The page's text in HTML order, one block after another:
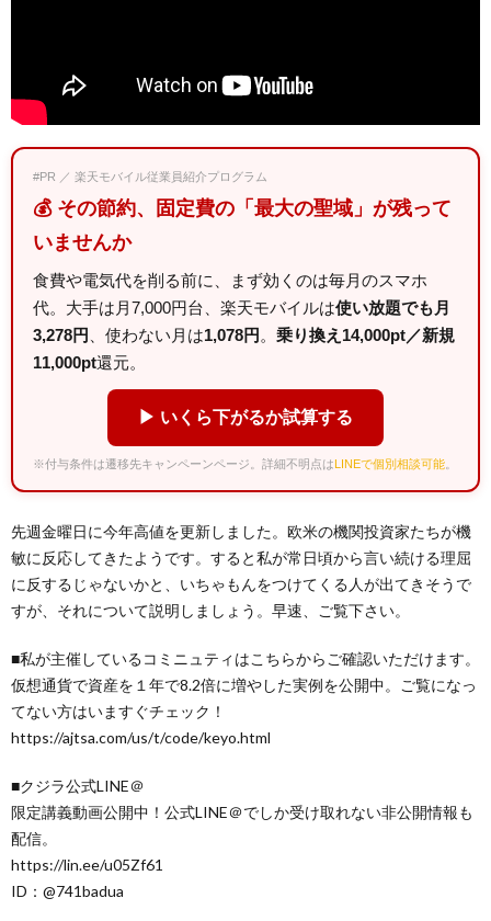
#PR ／ 楽天モバイル従業員紹介プログラム
💰 その節約、固定費の「最大の聖域」が残って
いませんか
食費や電気代を削る前に、まず効くのは毎月のスマホ
代。大手は月7,000円台、楽天モバイルは使い放題でも月
3,278円
、使わない月は1,078円 。 乗り換え14,000pt／新規
11,000pt還元。
▶ いくら下がるか試算する
※付与条件は遷移先キャンペーンページ。詳細不明点はLINEで個別相談可能
先週金曜日に今年高値を更新しました。欧米の機関投資家たちが機
敏に反応してきたようです。すると私が常日頃から言い続ける理屈
に反するじゃないかと、いちゃもんをつけてくる人が出てきそうで
すが、それについて説明しましょう。早速、ご覧下さい。
■私が主催しているコミニュティはこちらからご確認いただけます。
仮想通貨で資産を１年で8.2倍に増やした実例を公開中。ご覧になっ
てない方はいますぐチェック！
https://ajtsa.com/us/t/code/keyo.html
■クジラ公式LINE＠
限定講義動画公開中！公式LINE＠でしか受け取れない非公開情報も
配信。
https://lin.ee/u05Zf61
ID：@741badua